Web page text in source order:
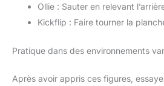
Ollie : Sauter en relevant
Kickflip : Faire tourner la
Pratique dans des environnements
Après avoir appris ces figures,